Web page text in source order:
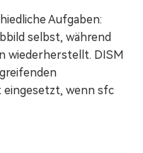
Aufgaben:
selbst, während
wiederherstellt. DISM
wenn sfc